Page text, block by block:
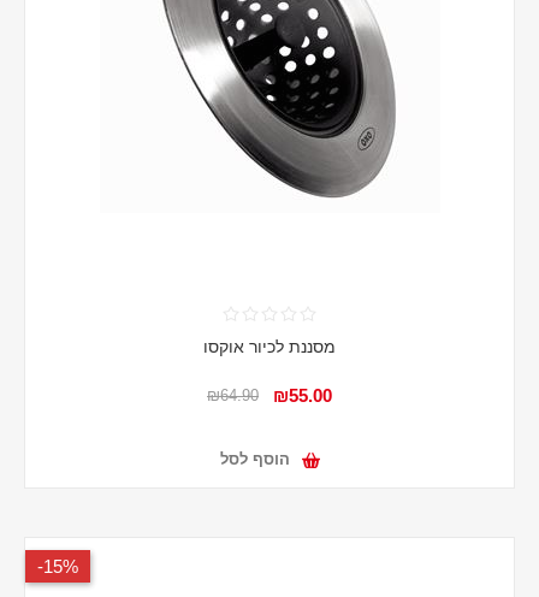
מסננת לכיור אוקסו
₪55.00
₪64.90
הוסף לסל
15%-